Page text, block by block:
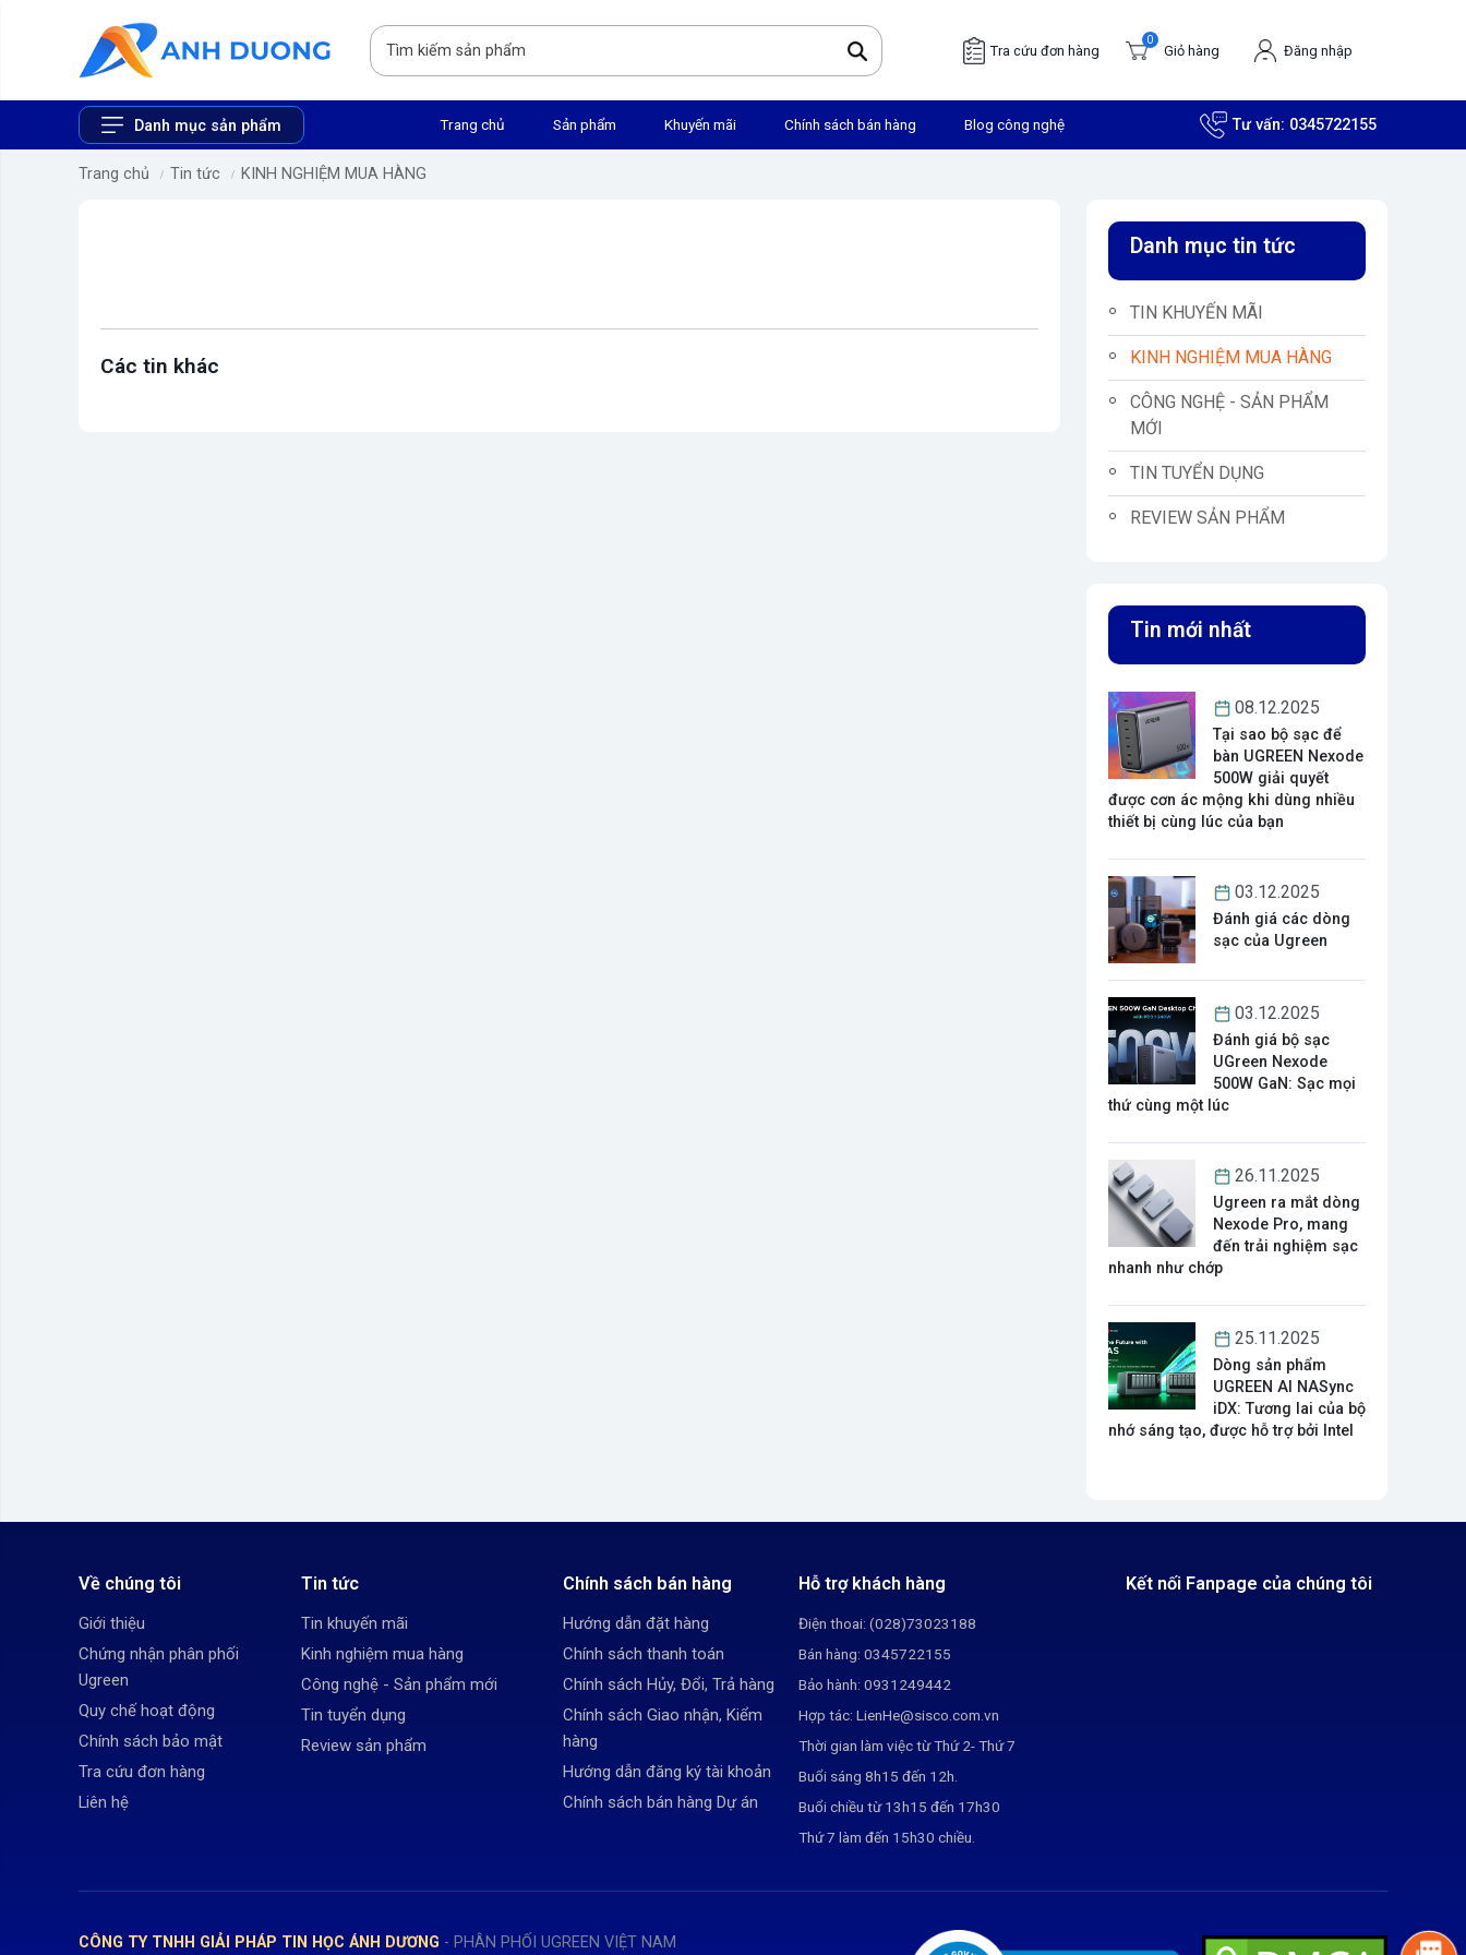
Tra cứu đơn hàng
0
Giỏ hàng Đăng nhập
Danh mục sản phẩm Trang chủ Sản phẩm Khuyến mãi Chính sách bán hàng Blog công nghệ Tư vấn: 0345722155
Trang chủ Tin tức KINH NGHIỆM MUA HÀNG
Các tin khác
Danh mục tin tức
TIN KHUYẾN MÃI
KINH NGHIỆM MUA HÀNG
CÔNG NGHỆ - SẢN PHẨM
MỚI
TIN TUYỂN DỤNG
REVIEW SẢN PHẨM
Tin mới nhất
08.12.2025
Tại sao bộ sạc để
bàn UGREEN Nexode
500W giải quyết
được cơn ác mộng khi dùng nhiều
thiết bị cùng lúc của bạn
03.12.2025
Đánh giá các dòng
sạc của Ugreen
03.12.2025
Đánh giá bộ sạc
UGreen Nexode
500W GaN: Sạc mọi
thứ cùng một lúc
26.11.2025
Ugreen ra mắt dòng
Nexode Pro, mang
đến trải nghiệm sạc
nhanh như chớp
25.11.2025
Dòng sản phẩm
UGREEN AI NASync
iDX: Tương lai của bộ
nhớ sáng tạo, được hỗ trợ bởi Intel
Về chúng tôi
Giới thiệu
Chứng nhận phân phối
Ugreen
Quy chế hoạt động
Chính sách bảo mật
Tra cứu đơn hàng
Liên hệ
Tin tức
Tin khuyến mãi
Kinh nghiệm mua hàng
Công nghệ - Sản phẩm mới
Tin tuyển dụng
Review sản phẩm
Chính sách bán hàng
Hướng dẫn đặt hàng
Chính sách thanh toán
Chính sách Hủy, Đổi, Trả hàng
Chính sách Giao nhận, Kiểm
hàng
Hướng dẫn đăng ký tài khoản
Chính sách bán hàng Dự án
Hỗ trợ khách hàng
Điện thoai: (028)73023188
Bán hàng: 0345722155
Bảo hành: 0931249442
Hợp tác: LienHe@sisco.com.vn
Thời gian làm việc từ Thứ 2- Thứ 7
Buổi sáng 8h15 đến 12h.
Buổi chiều từ 13h15 đến 17h30
Thứ 7 làm đến 15h30 chiều.
Kết nối Fanpage của chúng tôi
CÔNG TY TNHH GIẢI PHÁP TIN HỌC ÁNH DƯƠNG - PHÂN PHỐI UGREEN VIỆT NAM